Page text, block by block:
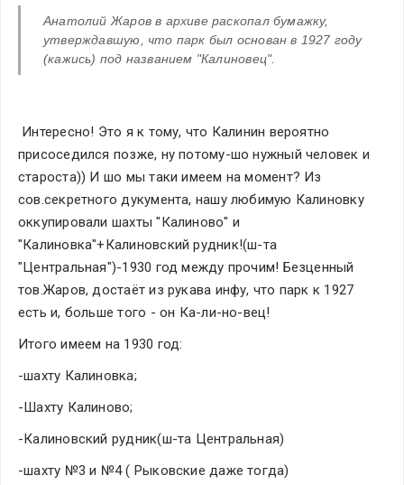
Анатолий Жаров в архиве раскопал бумажку,
утверждавшую, что парк был основан в 1927 году
(кажись) под названием "Калиновец".
Интересно! Это я к тому, что Калинин вероятно
присоседился позже, ну потому-шо нужный человек и
староста)) И шо мы таки имеем на момент? Из
сов.секретного дукумента, нашу любимую Калиновку
оккупировали шахты "Калиново" и
"Калиновка"+Калиновский рудник!(ш-та
"Центральная")-1930 год между прочим! Безценный
тов.Жаров, достаёт из рукава инфу, что парк к 1927
есть и, больше того - он Ка-ли-но-вец!
Итого имеем на 1930 год:
-шахту Калиновка;
-Шахту Калиново;
-Калиновский рудник(ш-та Центральная)
-шахту №3 и №4 ( Рыковские даже тогда)